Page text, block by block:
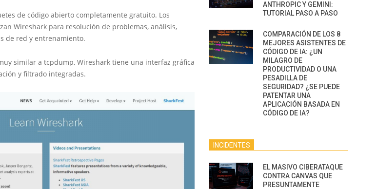
de código abierto completamente gratuito. Los
Wireshark para resolución de problemas, análisis,
de red y entrenamiento.
similar a tcpdump, Wireshark tiene una interfaz gráfica
y filtrado integradas.
ANTHROPIC Y GEMINI:
TUTORIAL PASO A PASO
COMPARACIÓN DE LOS 8
MEJORES ASISTENTES DE
CÓDIGO DE IA: ¿UN
MILAGRO DE
PRODUCTIVIDAD O UNA
PESADILLA DE
SEGURIDAD? ¿SE PUEDE
PATENTAR UNA
APLICACIÓN BASADA EN
CÓDIGO DE IA?
INCIDENTES
EL MASIVO CIBERATAQUE
CONTRA CANVAS QUE
PRESUNTAMENTE